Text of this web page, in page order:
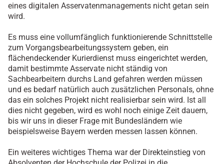
eines digitalen Asservatenmanagements nicht getan sein
wird.
Es muss eine vollumfänglich funktionierende Schnittstelle
zum Vorgangsbearbeitungssystem geben, ein
flächendeckender Kurierdienst muss eingerichtet werden,
damit bestimmte Asservate nicht ständig von
Sachbearbeitern durchs Land gefahren werden müssen
und es bedarf natürlich auch zusätzlichen Personals, ohne
das ein solches Projekt nicht realisierbar sein wird. Ist all
dies nicht gegeben, wird es wohl noch einige Zeit dauern,
bis wir uns in dieser Frage mit Bundesländern wie
beispielsweise Bayern werden messen lassen können.
Ein weiteres wichtiges Thema war der Direkteinstieg von